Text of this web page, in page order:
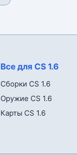
Все для CS 1.6
Сборки CS 1.6
Оружие CS 1.6
Карты CS 1.6